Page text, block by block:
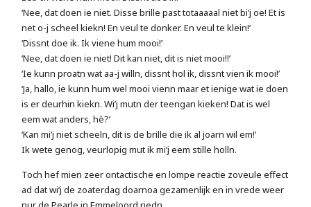
‘Nee, dat doen ie niet. Disse brille past totaaaaal niet bi’j oe! Et is
net o-j scheel kiekn! En veul te donker. En veul te klein!’
‘Dissnt doe ik. Ik viene hum mooi!’
‘Nee, dat doen ie niet! Dit kan niet, dit is niet mooi!!’
‘Ie kunn proatn wat aa-j willn, dissnt hol ik, dissnt vien ik mooi!’
‘Ja, hallo, ie kunn hum wel mooi vienn maar et ienige wat ie doen
is er deurhin kiekn. Wi’j mutn der teengan kieken! Dat is wel
eem wat anders, hè?’
‘Kan mi’j niet scheeln, dit is de brille die ik al joarn wil em!’
Ik wete genog, veurlopig mut ik mi’j eem stille holln.
Toch hef mien zeer ontactische en lompe reactie zoveule effect
ad dat wi’j de zoaterdag doarnoa gezamenlijk en in vrede weer